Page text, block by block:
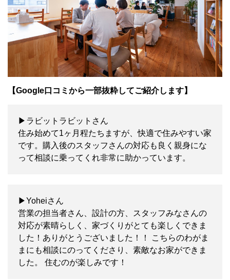
【Google口コミから一部抜粋してご紹介します】
▶ラビットラビットさん
住み始めて1ヶ月程たちますが、快適で住みやすい家
です。購入後のスタッフさんの対応も良く親身にな
って相談に乗ってくれ非常に助かっています。
▶Yoheiさん
営業の担当者さん、設計の方、スタッフみなさんの
対応が素晴らしく、家づくりがとても楽しくできま
した！ありがとうございました！！ こちらのわがま
まにも相談にのってくださり、素敵なお家ができま
した。 住むのが楽しみです！